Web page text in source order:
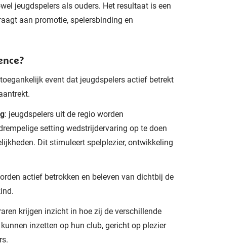
jeugdspelers als ouders. Het resultaat is een
aan promotie, spelersbinding en
event dat jeugdspelers actief betrekt
: jeugdspelers uit de regio worden
setting wedstrijdervaring op te doen
Dit stimuleert spelplezier, ontwikkeling
actief betrokken en beleven van dichtbij de
krijgen inzicht in hoe zij de verschillende
inzetten op hun club, gericht op plezier